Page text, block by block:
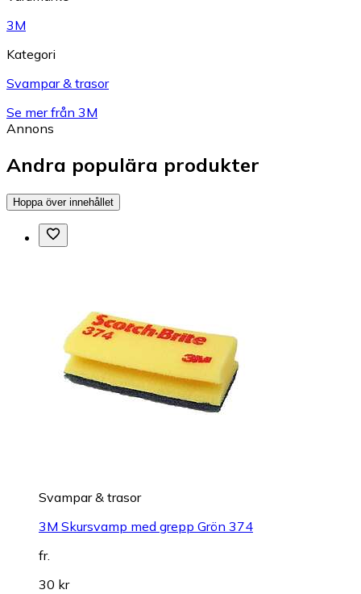
3M
Kategori
Svampar & trasor
Se mer från 3M
Annons
Andra populära produkter
Hoppa över innehållet
Svampar & trasor
3M Skursvamp med grepp Grön 374
fr.
30 kr